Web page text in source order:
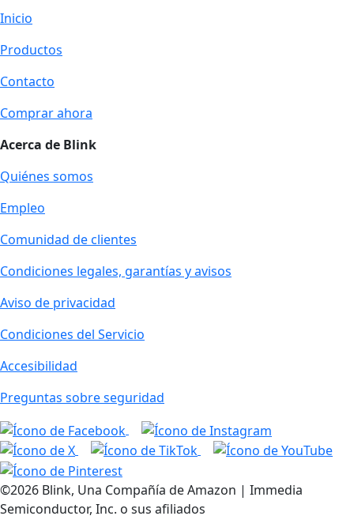
Inicio
Productos
Contacto
Comprar ahora
Acerca de Blink
Quiénes somos
Empleo
Comunidad de clientes
Condiciones legales, garantías y avisos
Aviso de privacidad
Condiciones del Servicio
Accesibilidad
Preguntas sobre seguridad
©2026 Blink, Una Compañía de Amazon | Immedia
Semiconductor, Inc. o sus afiliados